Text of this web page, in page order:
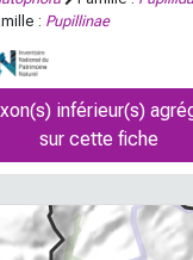
: Pupillinae
inférieur(s)
sur cette fiche